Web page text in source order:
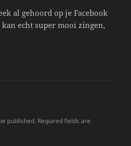
al gehoord op je Facebook
echt super mooi zingen,
published. Required fields are